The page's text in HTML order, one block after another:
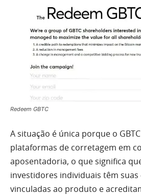
Redeem GBTC
A situação é única porque o
plataformas de corretagem em
aposentadoria, o que significa
investidores individuais têm suas
vinculadas ao produto e